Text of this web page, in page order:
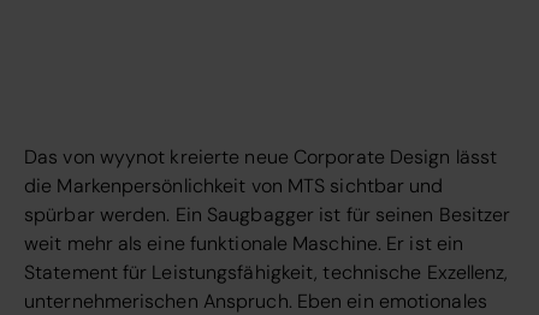
Das von wyynot kreierte neue Corporate Design lässt
die Markenpersönlichkeit von MTS sichtbar und
spürbar werden. Ein Saugbagger ist für seinen Besitzer
weit mehr als eine funktionale Maschine. Er ist ein
Statement für Leistungsfähigkeit, technische Exzellenz,
unternehmerischen Anspruch. Eben ein emotionales